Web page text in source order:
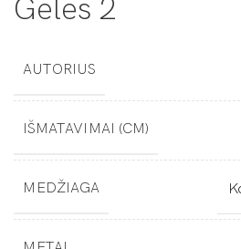
Gėlės 2
AUTORIUS
IŠMATAVIMAI (CM)
MEDŽIAGA